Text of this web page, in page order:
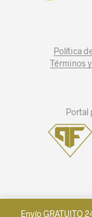
Política
Términos
Portal
Envío GRATUITO